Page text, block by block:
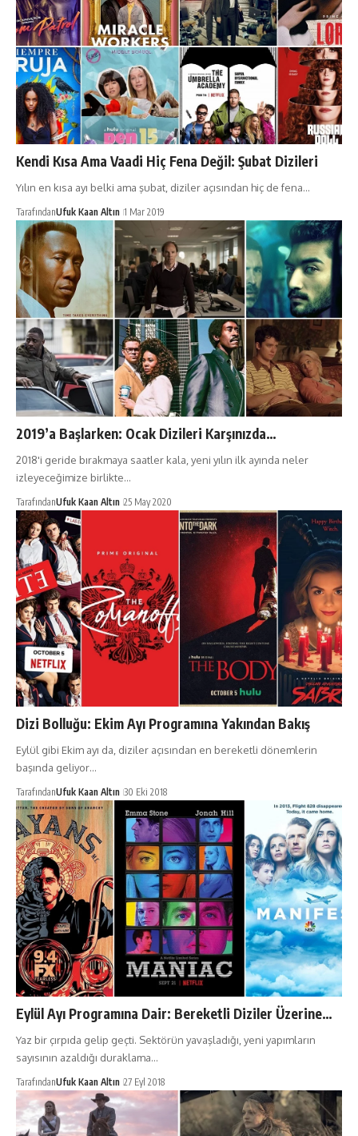
Kendi Kısa Ama Vaadi Hiç Fena Değil: Şubat Dizileri
Yılın en kısa ayı belki ama şubat, diziler açısından hiç de fena…
TarafındanUfuk Kaan Altın 1 Mar 2019
2019’a Başlarken: Ocak Dizileri Karşınızda…
2018'i geride bırakmaya saatler kala, yeni yılın ilk ayında neler
izleyeceğimize birlikte…
TarafındanUfuk Kaan Altın 25 May 2020
Dizi Bolluğu: Ekim Ayı Programına Yakından Bakış
Eylül gibi Ekim ayı da, diziler açısından en bereketli dönemlerin
başında geliyor…
TarafındanUfuk Kaan Altın 30 Eki 2018
Eylül Ayı Programına Dair: Bereketli Diziler Üzerine…
Yaz bir çırpıda gelip geçti. Sektörün yavaşladığı, yeni yapımların
sayısının azaldığı duraklama…
TarafındanUfuk Kaan Altın 27 Eyl 2018